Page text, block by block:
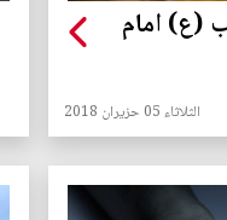
(ع) امام
الثلاثاء 05 حزيران 2018